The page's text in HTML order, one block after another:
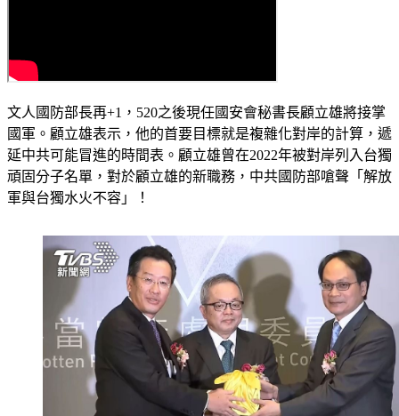
文人國防部長再+1，520之後現任國安會秘書長顧立雄將接掌
國軍。顧立雄表示，他的首要目標就是複雜化對岸的計算，遞
延中共可能冒進的時間表。顧立雄曾在2022年被對岸列入台獨
頑固分子名單，對於顧立雄的新職務，中共國防部嗆聲「解放
軍與台獨水火不容」！